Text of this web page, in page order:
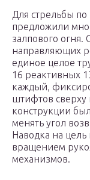
Для стрельбы
предложили
залпового огня.
направляющих
единое целое
16 реактивных
каждый,
штифтов
конструкции
менять угол
Наводка на
вращением
механизмов.